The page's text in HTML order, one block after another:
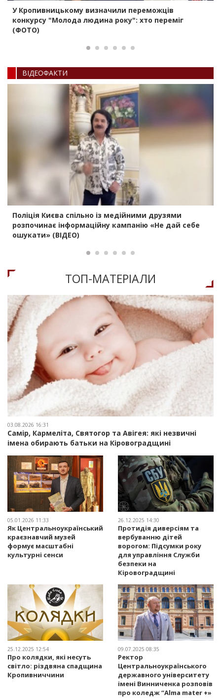
У Кропивницькому визначили переможців
конкурсу "Молода людина року": хто переміг
(ФОТО)
ВIДЕОФАКТИ
Поліція Києва спільно із медійними друзями
розпочинає інформаційну кампанію «Не дай себе
ошукати» (ВІДЕО)
ТОП-МАТЕРIАЛИ
03.08.2026 16:31
Самір, Кармеліта, Святогор та Авігея: які незвичні
імена обирають батьки на Кіровоградщині
05.01.2026 11:33
Як Центральноукраїнський
краєзнавчий музей
формує масштабні
культурні сенси
26.12.2025 14:30
Протидія диверсіям та
вербуванню дітей
ворогом: Підсумки року
для управління Служби
безпеки на
Кіровоградщині
25.12.2025 12:54
Про колядки, які несуть
світло: різдвяна спадщина
Кропивниччини
09.07.2025 08:35
Ректор
Центральноукраїнського
державного університету
імені Винниченка розповів
про коледж “Alma mater +»